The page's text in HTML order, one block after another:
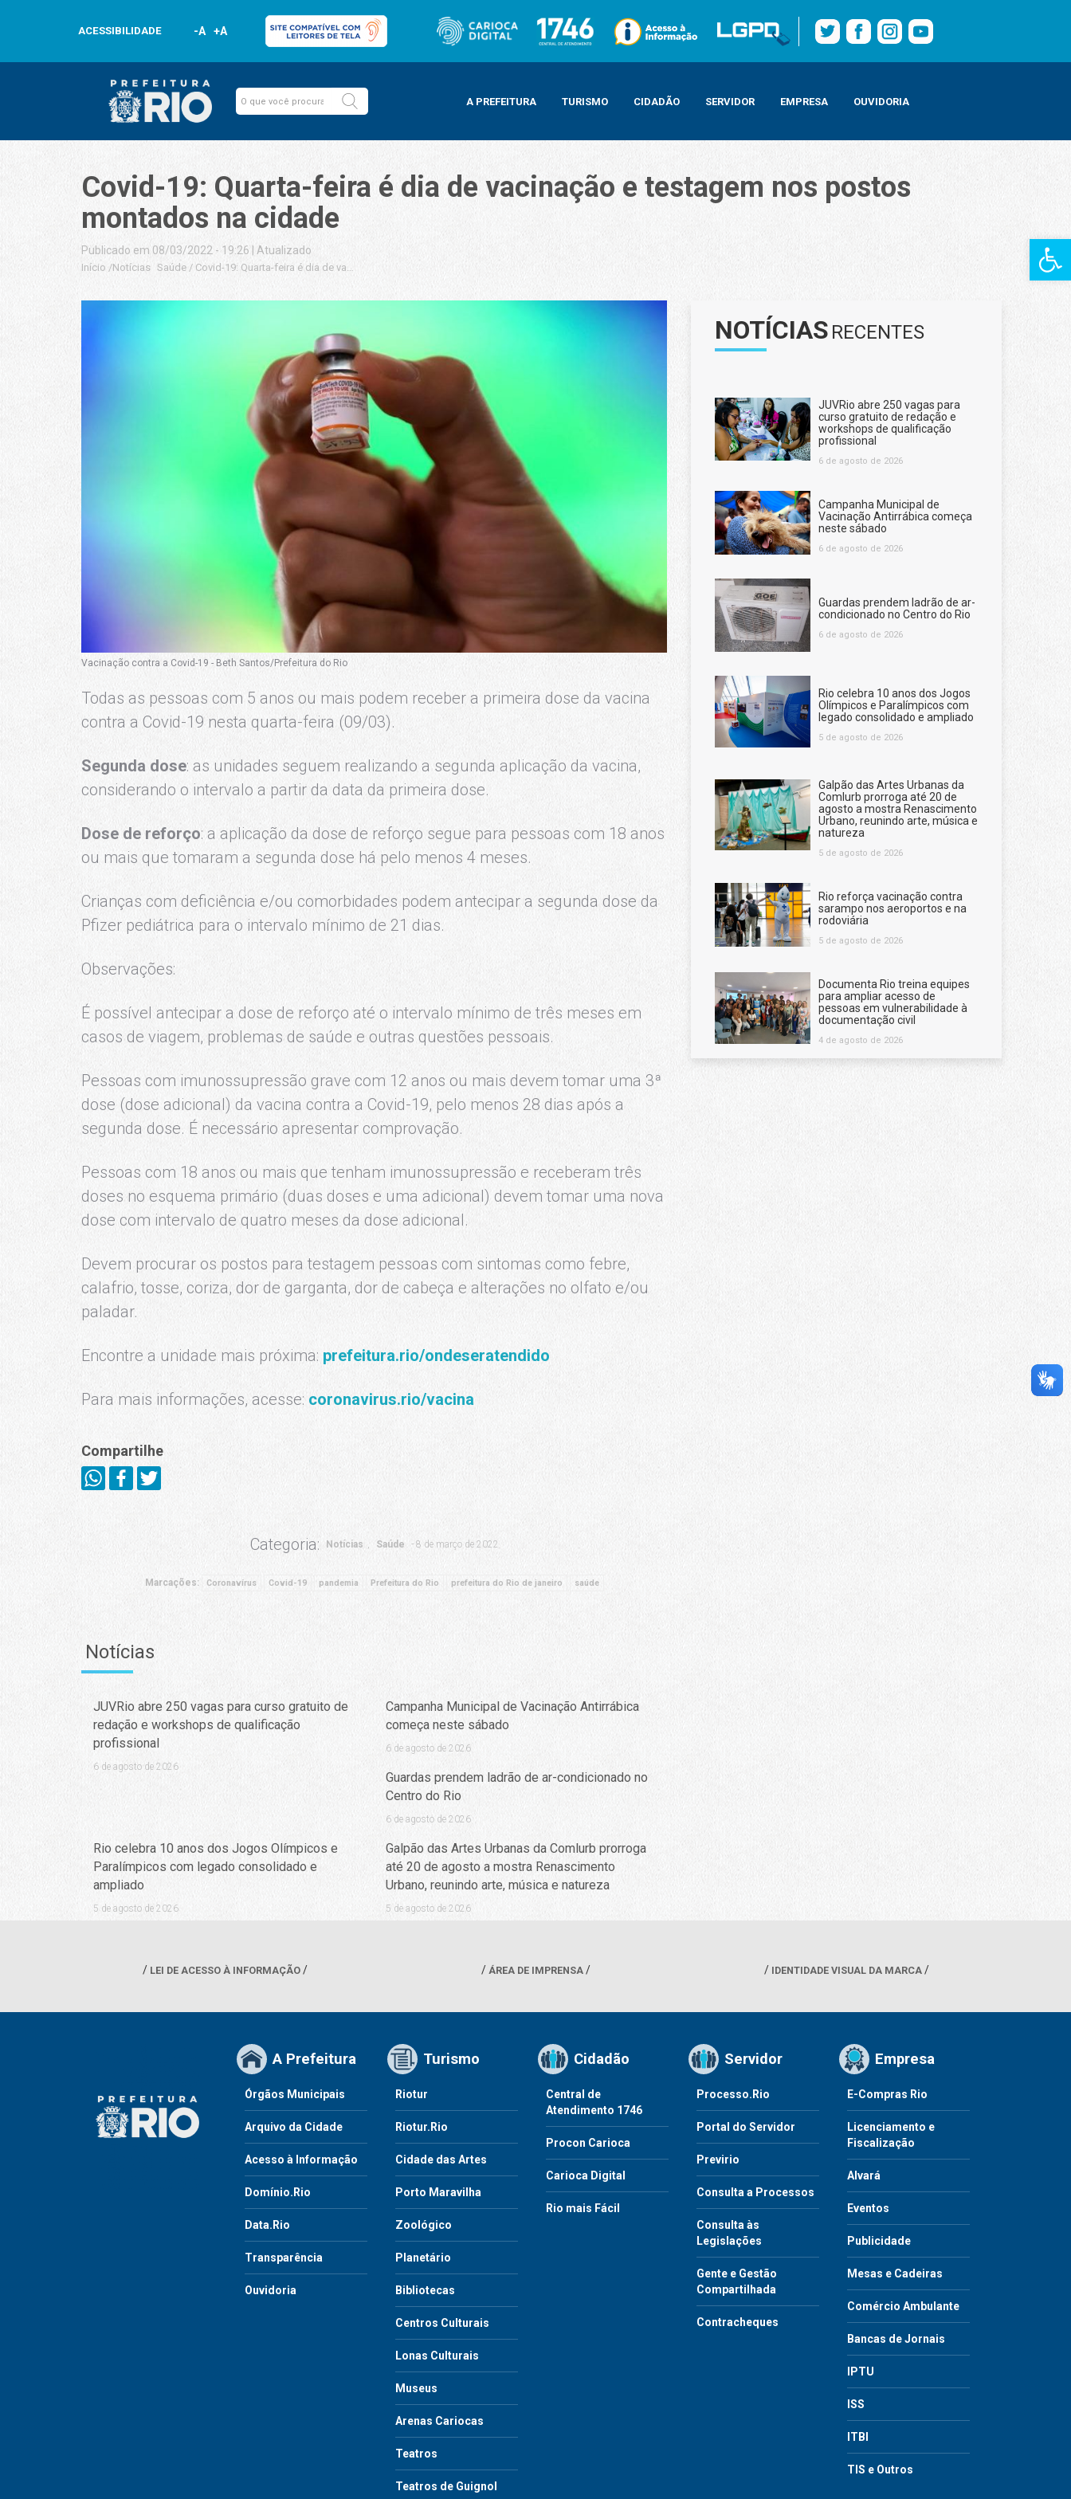
Barra de
ACESSIBILIDADE -A +A
A PREFEITURA TURISMO CIDADÃO SERVIDOR EMPRESA OUVIDORIA
Covid-19: Quarta-feira é dia de vacinação e testagem nos postos
montados na cidade
Publicado em 08/03/2022 - 19:26 Atualizado
Início /Notícias Saúde / Covid-19: Quarta-feira é dia de vacinação e testagem nos postos montados na cidade
Vacinação contra a Covid-19 - Beth Santos/Prefeitura do Rio
Todas as pessoas com 5 anos ou mais podem receber a primeira dose da vacina
contra a Covid-19 nesta quarta-feira (09/03).
Segunda dose: as unidades seguem realizando a segunda aplicação da vacina,
considerando o intervalo a partir da data da primeira dose.
Dose de reforço: a aplicação da dose de reforço segue para pessoas com 18 anos
ou mais que tomaram a segunda dose há pelo menos 4 meses.
Crianças com deficiência e/ou comorbidades podem antecipar a segunda dose da
Pfizer pediátrica para o intervalo mínimo de 21 dias.
Observações:
É possível antecipar a dose de reforço até o intervalo mínimo de três meses em
casos de viagem, problemas de saúde e outras questões pessoais.
Pessoas com imunossupressão grave com 12 anos ou mais devem tomar uma 3ª
dose (dose adicional) da vacina contra a Covid-19, pelo menos 28 dias após a
segunda dose. É necessário apresentar comprovação.
Pessoas com 18 anos ou mais que tenham imunossupressão e receberam três
doses no esquema primário (duas doses e uma adicional) devem tomar uma nova
dose com intervalo de quatro meses da dose adicional.
Devem procurar os postos para testagem pessoas com sintomas como febre,
calafrio, tosse, coriza, dor de garganta, dor de cabeça e alterações no olfato e/ou
paladar.
Encontre a unidade mais próxima: prefeitura.rio/ondeseratendido
Para mais informações, acesse: coronavirus.rio/vacina
Compartilhe
Categoria: Notícias Saúde 8 de março de 2022
Marcações: Coronavírus Covid-19 pandemia Prefeitura do Rio prefeitura do Rio de janeiro saúde
Notícias
JUVRio abre 250 vagas para curso gratuito de
redação e workshops de qualificação
profissional
6 de agosto de 2026
Campanha Municipal de Vacinação Antirrábica
começa neste sábado
6 de agosto de 2026
Guardas prendem ladrão de ar-condicionado no
Centro do Rio
6 de agosto de 2026
Rio celebra 10 anos dos Jogos Olímpicos e
Paralímpicos com legado consolidado e
ampliado
5 de agosto de 2026
Galpão das Artes Urbanas da Comlurb prorroga
até 20 de agosto a mostra Renascimento
Urbano, reunindo arte, música e natureza
5 de agosto de 2026
NOTÍCIAS RECENTES
JUVRio abre 250 vagas para
curso gratuito de redação e
workshops de qualificação
profissional
6 de agosto de 2026
Campanha Municipal de
Vacinação Antirrábica começa
neste sábado
6 de agosto de 2026
Guardas prendem ladrão de ar-
condicionado no Centro do Rio
6 de agosto de 2026
Rio celebra 10 anos dos Jogos
Olímpicos e Paralímpicos com
legado consolidado e ampliado
5 de agosto de 2026
Galpão das Artes Urbanas da
Comlurb prorroga até 20 de
agosto a mostra Renascimento
Urbano, reunindo arte, música e
natureza
5 de agosto de 2026
Rio reforça vacinação contra
sarampo nos aeroportos e na
rodoviária
5 de agosto de 2026
Documenta Rio treina equipes
para ampliar acesso de
pessoas em vulnerabilidade à
documentação civil
4 de agosto de 2026
LEI DE ACESSO À INFORMAÇÃO ÁREA DE IMPRENSA IDENTIDADE VISUAL DA MARCA
A Prefeitura
Órgãos Municipais
Arquivo da Cidade
Acesso à Informação
Domínio.Rio
Data.Rio
Transparência
Ouvidoria
Turismo
Riotur
Riotur.Rio
Cidade das Artes
Porto Maravilha
Zoológico
Planetário
Bibliotecas
Centros Culturais
Lonas Culturais
Museus
Arenas Cariocas
Teatros
Teatros de Guignol
Cidadão
Central de
Atendimento 1746
Procon Carioca
Carioca Digital
Rio mais Fácil
Servidor
Processo.Rio
Portal do Servidor
Previrio
Consulta a Processos
Consulta às
Legislações
Gente e Gestão
Compartilhada
Contracheques
Empresa
E-Compras Rio
Licenciamento e
Fiscalização
Alvará
Eventos
Publicidade
Mesas e Cadeiras
Comércio Ambulante
Bancas de Jornais
IPTU
ISS
ITBI
TIS e Outros